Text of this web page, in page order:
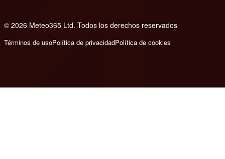
© 2026 Meteo365 Ltd. Todos los derechos reservados
Términos de usoPolítica de privacidadPolítica de cookies